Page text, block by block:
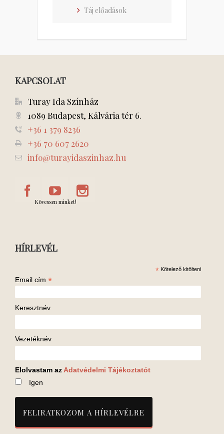
Táj előadások
KAPCSOLAT
Turay Ida Színház
1089 Budapest, Kálvária tér 6.
+36 1 379 8236
+36 70 607 2620
info@turayidaszinhaz.hu
Kövessen minket!
HÍRLEVÉL
* Kötelező kitölteni
Email cím *
Keresztnév
Vezetéknév
Elolvastam az Adatvédelmi Tájékoztatót
Igen